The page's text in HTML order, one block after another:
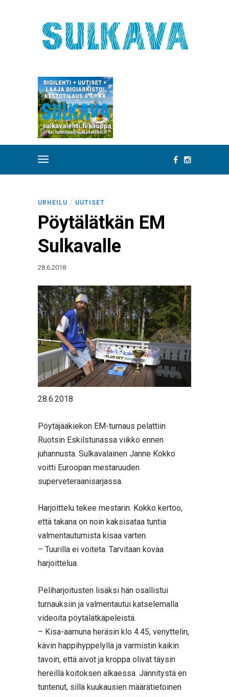
URHEILU / UUTISET
Pöytälätkän EM
Sulkavalle
28.6.2018
28.6.2018
Pöytäjääkiekon EM-turnaus pelattiin
Ruotsin Eskilstunassa viikko ennen
juhannusta. Sulkavalainen Janne Kokko
voitti Euroopan mestaruuden
superveteraanisarjassa.
Harjoittelu tekee mestarin. Kokko kertoo,
että takana on noin kaksisataa tuntia
valmentautumista kisaa varten.
– Tuurilla ei voiteta. Tarvitaan kovaa
harjoittelua.
Peliharjoitusten lisäksi hän osallistui
turnauksiin ja valmentautui katselemalla
videoita pöytälätkäpeleistä.
– Kisa-aamuna heräsin klo 4.45, venyttelin,
kävin happihyppelyllä ja varmistin kaikin
tavoin, että aivot ja kroppa olivat täysin
hereillä koitoksen alkaessa. Jännitystä en
tuntenut, sillä kuukausien määrätietoinen